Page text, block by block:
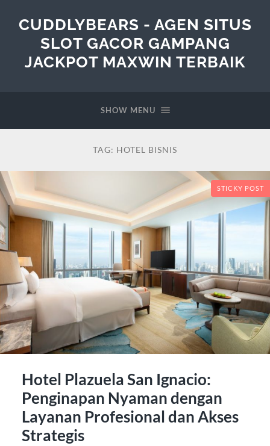
CUDDLYBEARS - AGEN SITUS
SLOT GACOR GAMPANG
JACKPOT MAXWIN TERBAIK
SHOW MENU
TAG: HOTEL BISNIS
STICKY POST
Hotel Plazuela San Ignacio:
Penginapan Nyaman dengan
Layanan Profesional dan Akses
Strategis